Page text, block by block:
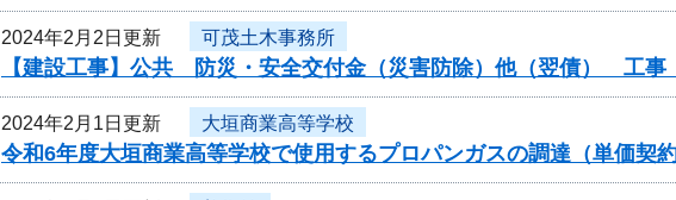
2024年2月2日更新 可茂土木事務所
【建設工事】公共 防災・安全交付金（災害防除）他（翌債） 工
2024年2月1日更新 大垣商業高等学校
令和6年度大垣商業高等学校で使用するプロパンガスの調達（単価契